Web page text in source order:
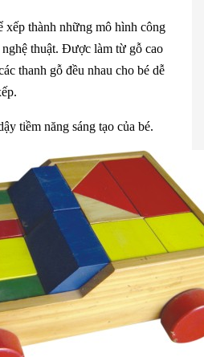
thành những mô hình công
thuật. Được làm từ gỗ cao
thanh gỗ đều nhau cho bé dễ
tiềm năng sáng tạo của bé.